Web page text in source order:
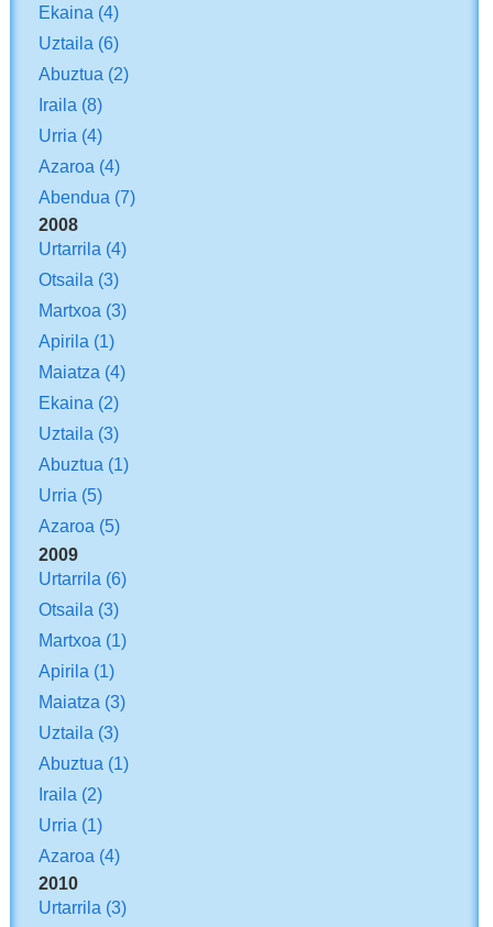
Ekaina (4)
Uztaila (6)
Abuztua (2)
Iraila (8)
Urria (4)
Azaroa (4)
Abendua (7)
2008
Urtarrila (4)
Otsaila (3)
Martxoa (3)
Apirila (1)
Maiatza (4)
Ekaina (2)
Uztaila (3)
Abuztua (1)
Urria (5)
Azaroa (5)
2009
Urtarrila (6)
Otsaila (3)
Martxoa (1)
Apirila (1)
Maiatza (3)
Uztaila (3)
Abuztua (1)
Iraila (2)
Urria (1)
Azaroa (4)
2010
Urtarrila (3)